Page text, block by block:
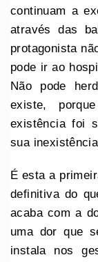
continuam a
através das
protagonista
pode ir ao
Não pode
existe,
existência foi
sua
É esta a
definitiva do
acaba com a
uma dor que
instala nos